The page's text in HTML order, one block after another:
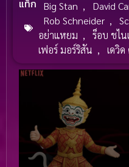
แท็ก Big Stan , David
Rob Schneider ,
อย่าแหยม , ร็อบ ชไน
เฟอร์ มอร์ริสัน , เดวิด